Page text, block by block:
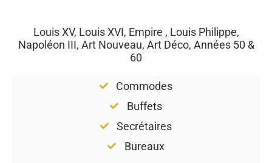
Louis XV, Louis XVI, Empire , Louis Philippe,
Napoléon III, Art Nouveau, Art Déco, Années 50 &
60
Commodes
Buffets
Secrétaires
Bureaux